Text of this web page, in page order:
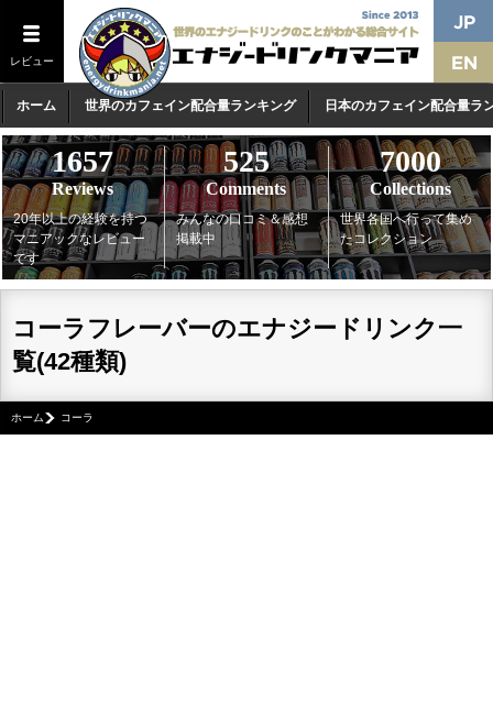
レビュー
ホーム 世界のカフェイン配合量ランキング 日本のカフェイン配合量ラ
1657
Reviews
20年以上の経験を持つ
マニアックなレビュー
です
525
Comments
みんなの口コミ＆感想
掲載中
7000
Collections
世界各国へ行って集め
たコレクション
コーラフレーバーのエナジードリンク一
覧(42種類)
ホーム コーラ